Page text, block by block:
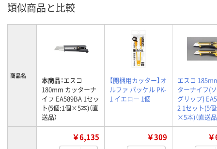
類似商品と比較
商品名 本商品：エスコ
180mm カッターナ
イフ EA589BA 1セッ
ト(5個:1個×5本)（直
送品）
【開梱用カッター】オ
ルファ パッケル PK-
1 イエロー 1個
エスコ
ターナイフ(
グリップ)
2 1セット(5
×5本)（直送品
￥6,135 ￥309